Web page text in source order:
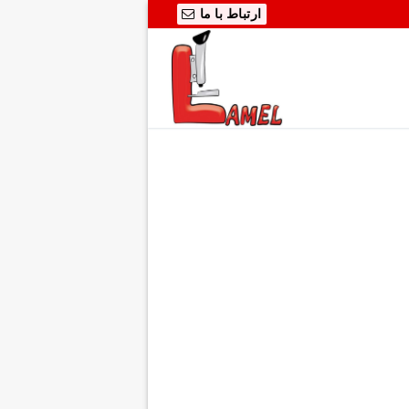
ارتباط با ما